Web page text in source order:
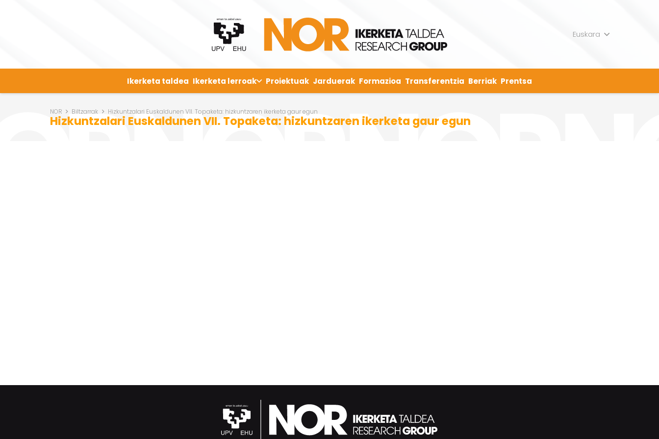
Euskara
Ikerketa taldea Ikerketa lerroak Proiektuak Jarduerak Formazioa Transferentzia Berriak Prentsa
NOR Biltzarrak Hizkuntzalari Euskaldunen VII. Topaketa: hizkuntzaren ikerketa gaur egun
Hizkuntzalari Euskaldunen VII. Topaketa: hizkuntzaren ikerketa gaur egun